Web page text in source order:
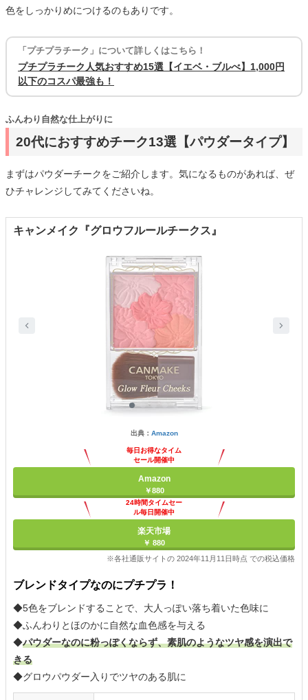
色をしっかりめにつけるのもありです。
「プチプラチーク」について詳しくはこちら！
プチプラチーク人気おすすめ15選【イエベ・ブルべ】1,000円
以下のコスパ最強も！
20代におすすめチーク13選【パウダータイプ】
ふんわり自然な仕上がりに
まずはパウダーチークをご紹介します。気になるものがあれば、ぜ
ひチャレンジしてみてくださいね。
キャンメイク『グロウフルールチークス』
出典： Amazon
毎日お得なタイム
セール開催中
Amazon
￥880
24時間タイムセー
ル毎日開催中
楽天市場
￥ 880
※各社通販サイトの 2024年11月11日時点 での税込価格
ブレンドタイプなのにプチプラ！
◆5色をブレンドすることで、大人っぽい落ち着いた色味に
◆ふんわりとほのかに自然な血色感を与える
◆パウダーなのに粉っぽくならず、素肌のようなツヤ感を演出で
きる
◆グロウパウダー入りでツヤのある肌に